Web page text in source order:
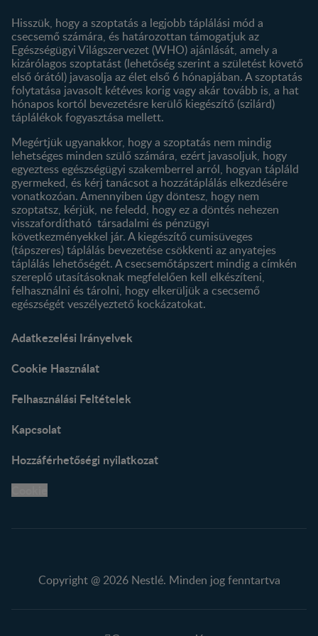
Történetünk
Profilom
Termékeink
Termék kereső
Hisszük, hogy a szoptatás a legjobb táplálási mód a
csecsemő számára, és határozottan támogatjuk az
Egészségügyi Világszervezet (WHO) ajánlását, amely a
kizárólagos szoptatást (lehetőség szerint a születést követő
első órától) javasolja az élet első 6 hónapjában. A szoptatás
folytatása javasolt kétéves korig vagy akár tovább is, a hat
hónapos kortól bevezetésre kerülő kiegészítő (szilárd)
táplálékok fogyasztása mellett.
Megértjük ugyanakkor, hogy a szoptatás nem mindig
lehetséges minden szülő számára, ezért javasoljuk, hogy
egyeztess egészségügyi szakemberrel arról, hogyan tápláld
gyermeked, és kérj tanácsot a hozzátáplálás elkezdésére
vonatkozóan. Amennyiben úgy döntesz, hogy nem
szoptatsz, kérjük, ne feledd, hogy ez a döntés nehezen
visszafordítható társadalmi és pénzügyi
következményekkel jár. A kiegészítő cumisüveges
(tápszeres) táplálás bevezetése csökkenti az anyatejes
táplálás lehetőségét. A csecsemőtápszert mindig a címkén
szereplő utasításoknak megfelelően kell elkészíteni,
felhasználni és tárolni, hogy elkerüljük a csecsemő
egészségét veszélyeztető kockázatokat.
Adatkezelési Irányelvek
Cookie Használat
Felhasználási Feltételek
Kapcsolat
Hozzáférhetőségi nyilatkozat
Copyright @ 2026 Nestlé. Minden jog fenntartva